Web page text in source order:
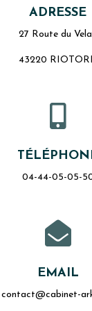
ADRESSE
27 Route du
43220

04-44-05-05-

EMAIL
contact@cabinet-